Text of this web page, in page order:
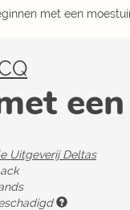
met een
Uitgeverij Deltas